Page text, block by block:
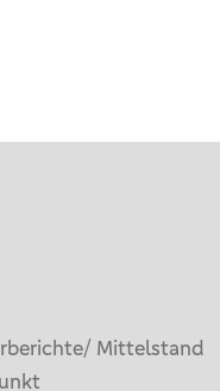
Mittelstand